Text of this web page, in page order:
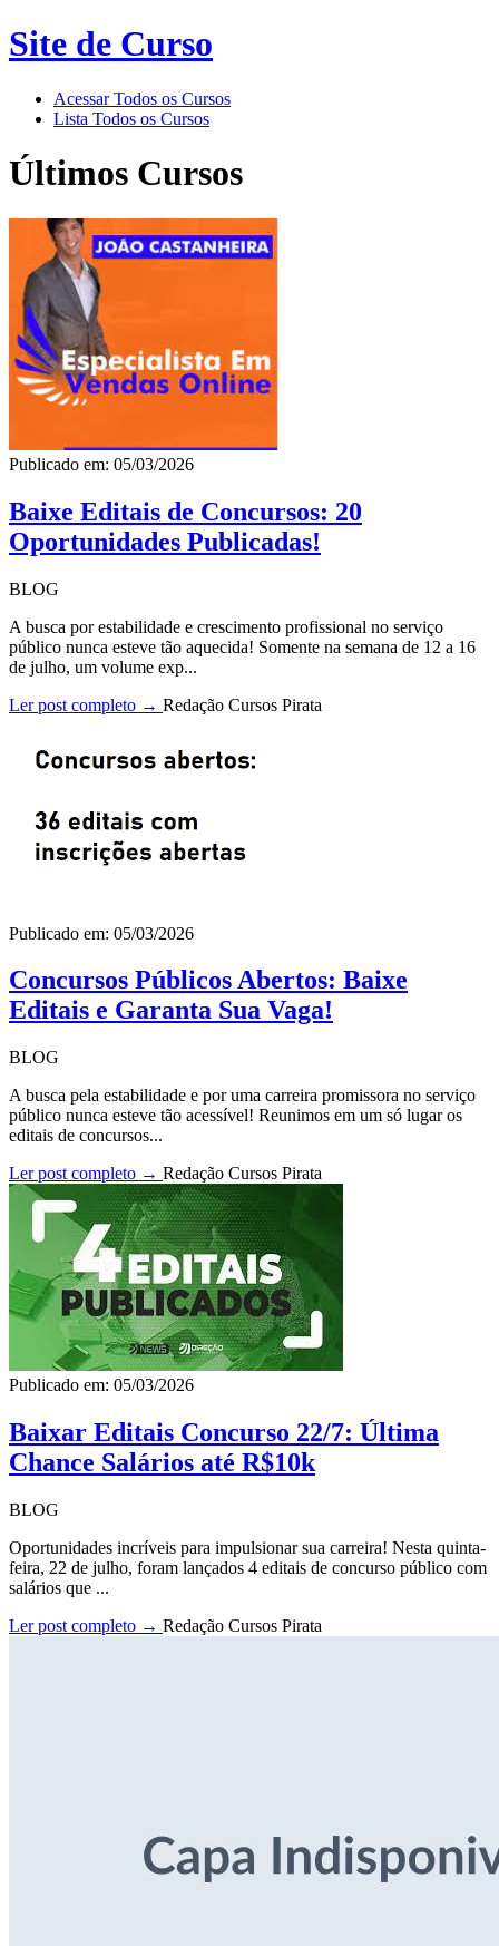
Site de Curso
Acessar Todos os Cursos
Lista Todos os Cursos
Últimos Cursos
Publicado em: 05/03/2026
Baixe Editais de Concursos: 20
Oportunidades Publicadas!
BLOG
A busca por estabilidade e crescimento profissional no serviço
público nunca esteve tão aquecida! Somente na semana de 12 a 16
de julho, um volume exp...
Ler post completo → Redação Cursos Pirata
Publicado em: 05/03/2026
Concursos Públicos Abertos: Baixe
Editais e Garanta Sua Vaga!
BLOG
A busca pela estabilidade e por uma carreira promissora no serviço
público nunca esteve tão acessível! Reunimos em um só lugar os
editais de concursos...
Ler post completo → Redação Cursos Pirata
Publicado em: 05/03/2026
Baixar Editais Concurso 22/7: Última
Chance Salários até R$10k
BLOG
Oportunidades incríveis para impulsionar sua carreira! Nesta quinta-
feira, 22 de julho, foram lançados 4 editais de concurso público com
salários que ...
Ler post completo → Redação Cursos Pirata